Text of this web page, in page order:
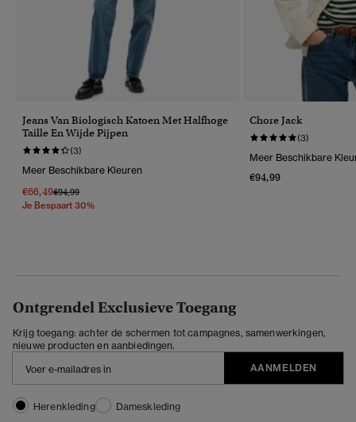
Jeans Van Biologisch Katoen Met Halfhoge
Taille En Wijde Pijpen
(3)
Meer Beschikbare Kleuren
€66,49Prijs Verlaagd Van
€94,99Naar
Je Bespaart 30%
Chore Jack
(3)
Meer Beschikbare
€94,99
Ontgrendel Exclusieve Toegang
Krijg toegang: achter de schermen tot campagnes, samenwerkingen,
nieuwe producten en aanbiedingen.
AANMELDEN
Herenkleding
Dameskleding